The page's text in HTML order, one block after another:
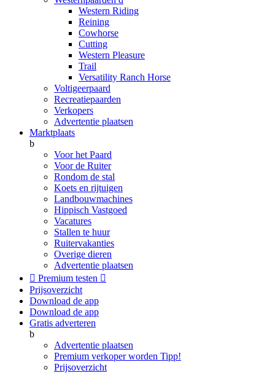
Western Riding
Reining
Cowhorse
Cutting
Western Pleasure
Trail
Versatility Ranch Horse
Voltigeerpaard
Recreatiepaarden
Verkopers
Advertentie plaatsen
Marktplaats
b
Voor het Paard
Voor de Ruiter
Rondom de stal
Koets en rijtuigen
Landbouwmachines
Hippisch Vastgoed
Vacatures
Stallen te huur
Ruitervakanties
Overige dieren
Advertentie plaatsen
 Premium testen 
Prijsoverzicht
Download de app
Download de app
Gratis adverteren
b
Advertentie plaatsen
Premium verkoper worden Tipp!
Prijsoverzicht